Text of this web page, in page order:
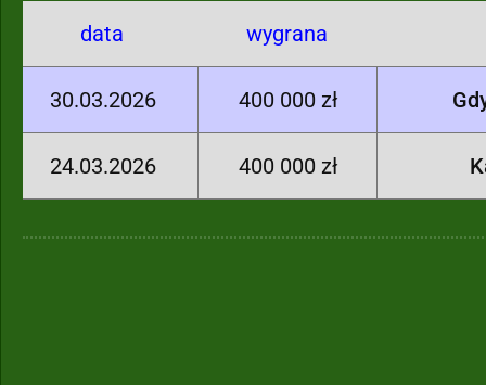
data wygrana
30.03.2026 400 000 zł
24.03.2026 400 000 zł